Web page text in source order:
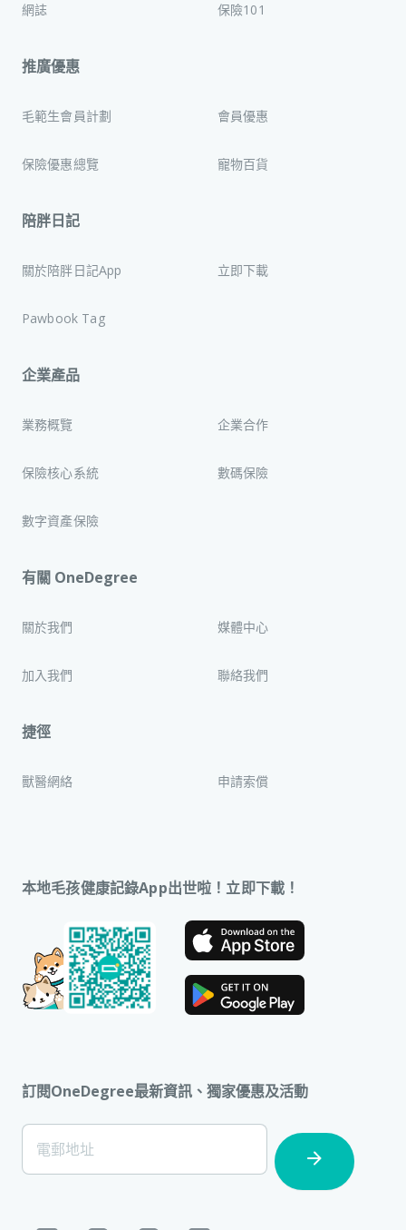
網誌 保險101
推廣優惠
毛範生會員計劃 會員優惠
保險優惠總覽 寵物百貨
陪胖日記
關於陪胖日記App 立即下載
Pawbook Tag
企業產品
業務概覽 企業合作
保險核心系統 數碼保險
數字資產保險
有關 OneDegree
關於我們 媒體中心
加入我們 聯絡我們
捷徑
獸醫網絡 申請索償
本地毛孩健康記錄App出世啦！立即下載！
訂閱OneDegree最新資訊、獨家優惠及活動
[Footer]
Subscription
電郵地址